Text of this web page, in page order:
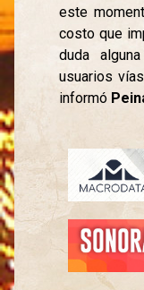
este
costo que
duda
usuarios
informó